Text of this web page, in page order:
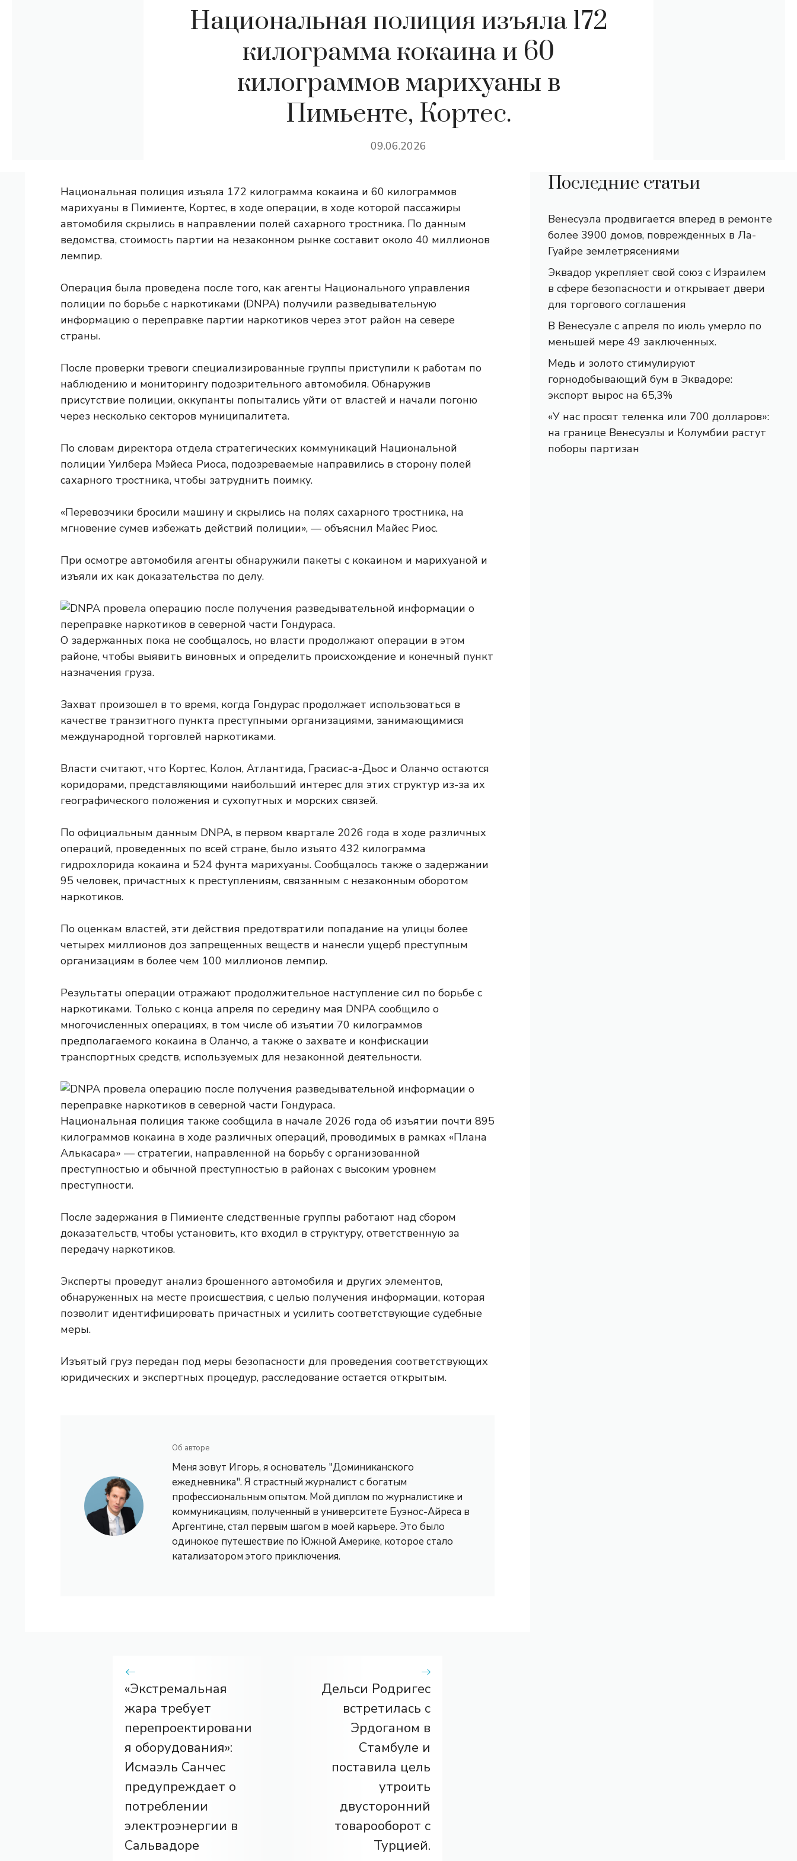
Национальная полиция изъяла 172
килограмма кокаина и 60
килограммов марихуаны в
Пимьенте, Кортес.
09.06.2026
Национальная полиция изъяла 172 килограмма кокаина и 60 килограммов
марихуаны в Пимиенте, Кортес, в ходе операции, в ходе которой пассажиры
автомобиля скрылись в направлении полей сахарного тростника. По данным
ведомства, стоимость партии на незаконном рынке составит около 40 миллионов
лемпир.
Операция была проведена после того, как агенты Национального управления
полиции по борьбе с наркотиками (DNPA) получили разведывательную
информацию о переправке партии наркотиков через этот район на севере
страны.
После проверки тревоги специализированные группы приступили к работам по
наблюдению и мониторингу подозрительного автомобиля. Обнаружив
присутствие полиции, оккупанты попытались уйти от властей и начали погоню
через несколько секторов муниципалитета.
По словам директора отдела стратегических коммуникаций Национальной
полиции Уилбера Мэйеса Риоса, подозреваемые направились в сторону полей
сахарного тростника, чтобы затруднить поимку.
«Перевозчики бросили машину и скрылись на полях сахарного тростника, на
мгновение сумев избежать действий полиции», — объяснил Майес Риос.
При осмотре автомобиля агенты обнаружили пакеты с кокаином и марихуаной и
изъяли их как доказательства по делу.
О задержанных пока не сообщалось, но власти продолжают операции в этом
районе, чтобы выявить виновных и определить происхождение и конечный пункт
назначения груза.
Захват произошел в то время, когда Гондурас продолжает использоваться в
качестве транзитного пункта преступными организациями, занимающимися
международной торговлей наркотиками.
Власти считают, что Кортес, Колон, Атлантида, Грасиас-а-Дьос и Оланчо остаются
коридорами, представляющими наибольший интерес для этих структур из-за их
географического положения и сухопутных и морских связей.
По официальным данным DNPA, в первом квартале 2026 года в ходе различных
операций, проведенных по всей стране, было изъято 432 килограмма
гидрохлорида кокаина и 524 фунта марихуаны. Сообщалось также о задержании
95 человек, причастных к преступлениям, связанным с незаконным оборотом
наркотиков.
По оценкам властей, эти действия предотвратили попадание на улицы более
четырех миллионов доз запрещенных веществ и нанесли ущерб преступным
организациям в более чем 100 миллионов лемпир.
Результаты операции отражают продолжительное наступление сил по борьбе с
наркотиками. Только с конца апреля по середину мая DNPA сообщило о
многочисленных операциях, в том числе об изъятии 70 килограммов
предполагаемого кокаина в Оланчо, а также о захвате и конфискации
транспортных средств, используемых для незаконной деятельности.
Национальная полиция также сообщила в начале 2026 года об изъятии почти 895
килограммов кокаина в ходе различных операций, проводимых в рамках «Плана
Алькасара» — стратегии, направленной на борьбу с организованной
преступностью и обычной преступностью в районах с высоким уровнем
преступности.
После задержания в Пимиенте следственные группы работают над сбором
доказательств, чтобы установить, кто входил в структуру, ответственную за
передачу наркотиков.
Эксперты проведут анализ брошенного автомобиля и других элементов,
обнаруженных на месте происшествия, с целью получения информации, которая
позволит идентифицировать причастных и усилить соответствующие судебные
меры.
Изъятый ​​груз передан под меры безопасности для проведения соответствующих
юридических и экспертных процедур, расследование остается открытым.
Об авторе
Меня зовут Игорь, я основатель "Доминиканского
ежедневника". Я страстный журналист с богатым
профессиональным опытом. Мой диплом по журналистике и
коммуникациям, полученный в университете Буэнос-Айреса в
Аргентине, стал первым шагом в моей карьере. Это было
одинокое путешествие по Южной Америке, которое стало
катализатором этого приключения.
«Экстремальная
жара требует
перепроектировани
я оборудования»:
Исмаэль Санчес
предупреждает о
потреблении
электроэнергии в
Сальвадоре
Дельси Родригес
встретилась с
Эрдоганом в
Стамбуле и
поставила цель
утроить
двусторонний
товарооборот с
Турцией.
Последние статьи
Венесуэла продвигается вперед в ремонте
более 3900 домов, поврежденных в Ла-
Гуайре землетрясениями
Эквадор укрепляет свой союз с Израилем
в сфере безопасности и открывает двери
для торгового соглашения
В Венесуэле с апреля по июль умерло по
меньшей мере 49 заключенных.
Медь и золото стимулируют
горнодобывающий бум в Эквадоре:
экспорт вырос на 65,3%
«У нас просят теленка или 700 долларов»:
на границе Венесуэлы и Колумбии растут
поборы партизан